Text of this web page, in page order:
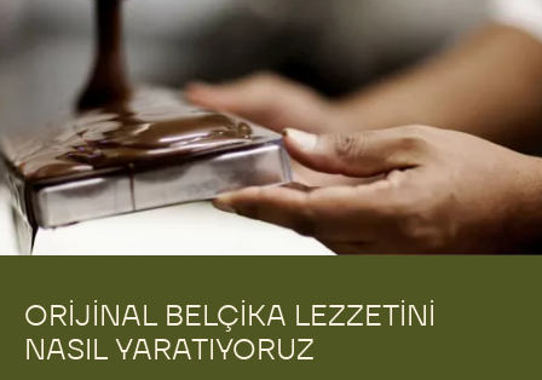
işbirliği yapıyor, böylece çikolatamızın kalbi ve
ruhu demek olan Callebaut kakao likörü
(kitlesi) için sadece %100 sürdürülebilir ve izi
sürülebilir olan kakao çekirdeklerini
kullanıyoruz.